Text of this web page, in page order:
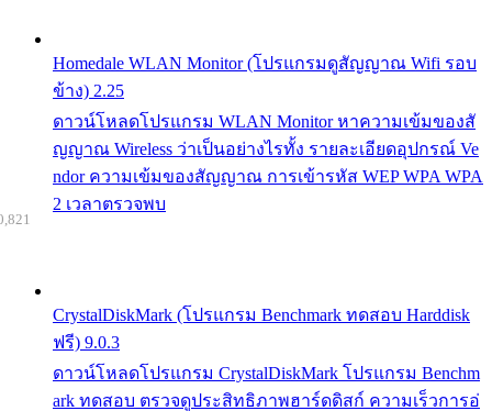
Homedale WLAN Monitor (โปรแกรมดูสัญญาณ Wifi รอบ
ข้าง) 2.25
ดาวน์โหลดโปรแกรม WLAN Monitor หาความเข้มของสั
ญญาณ Wireless ว่าเป็นอย่างไรทั้ง รายละเอียดอุปกรณ์ Ve
ndor ความเข้มของสัญญาณ การเข้ารหัส WEP WPA WPA
2 เวลาตรวจพบ
CrystalDiskMark (โปรแกรม Benchmark ทดสอบ Harddisk
ฟรี) 9.0.3
ดาวน์โหลดโปรแกรม CrystalDiskMark โปรแกรม Benchm
ark ทดสอบ ตรวจดูประสิทธิภาพฮาร์ดดิสก์ ความเร็วการอ่